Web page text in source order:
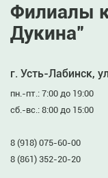
Филиалы
Дукина”
г. Усть-Лабинск,
пн.-пт.: 7:00 до 19:00
сб.-вс.: 8:00 до 15:00
8 (918) 075-60-00
8 (861) 352-20-20